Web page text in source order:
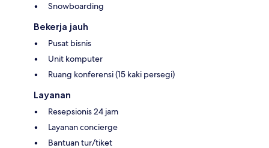
Snowboarding
Bekerja jauh
Pusat bisnis
Unit komputer
Ruang konferensi (15 kaki persegi)
Layanan
Resepsionis 24 jam
Layanan concierge
Bantuan tur/tiket